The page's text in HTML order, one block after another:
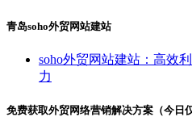
青岛soho外贸网站建站
soho外贸网站建站：高效
力
免费获取外贸网络营销解决方案（今日